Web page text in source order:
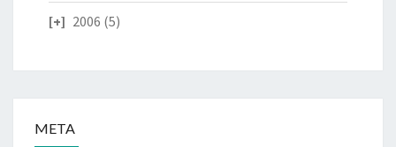
2006 (5)
META